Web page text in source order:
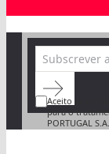
Aceito as
para o
PORTUGAL